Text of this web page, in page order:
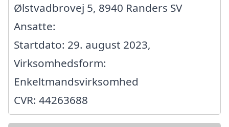
Ølstvadbrovej 5, 8940 Randers SV
Ansatte:
Startdato: 29. august 2023,
Virksomhedsform:
Enkeltmandsvirksomhed
CVR: 44263688